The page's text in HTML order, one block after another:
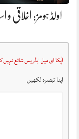
اولڈ ہومز: اخلاقی
آپکا ای میل ایڈریس شائع نہیں
اپنا تبصرہ لکھیں